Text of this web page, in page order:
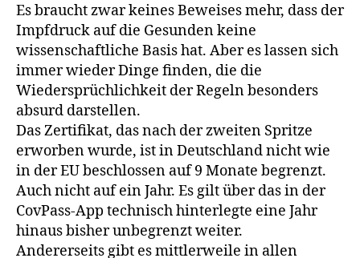
Es braucht zwar keines Beweises mehr, dass der
Impfdruck auf die Gesunden keine
wissenschaftliche Basis hat. Aber es lassen sich
immer wieder Dinge finden, die die
Wiedersprüchlichkeit der Regeln besonders
absurd darstellen.
Das Zertifikat, das nach der zweiten Spritze
erworben wurde, ist in Deutschland nicht wie
in der EU beschlossen auf 9 Monate begrenzt.
Auch nicht auf ein Jahr. Es gilt über das in der
CovPass-App technisch hinterlegte eine Jahr
hinaus bisher unbegrenzt weiter.
Andererseits gibt es mittlerweile in allen